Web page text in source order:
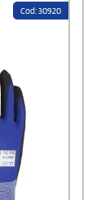
Cod: 30920